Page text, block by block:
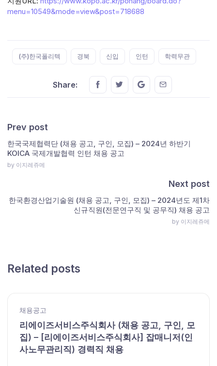
menu=10549&mode=view&post=718688
(주)한국폴리텍 경북 신입 인턴 학력무관
Share: Share this on FaceBook
Share this on Twitter
Share this on GMail
Share this on
Prev post
한국국제협력단 (채용 공고, 구인, 모집) – 2024년 하반기
KOICA 국제개발협력 인턴 채용 공고
by 이지레쥬메
Next post
한국환경산업기술원 (채용 공고, 구인, 모집) – 2024년도 제1차
신규직원(전문연구직 및 공무직) 채용 공고
by 이지레쥬메
Related posts
채용공고
리에이즈서비스주식회사 (채용 공고, 구인, 모
집) – [리에이즈서비스주식회사] 잡매니저(인
사노무관리직) 경력직 채용